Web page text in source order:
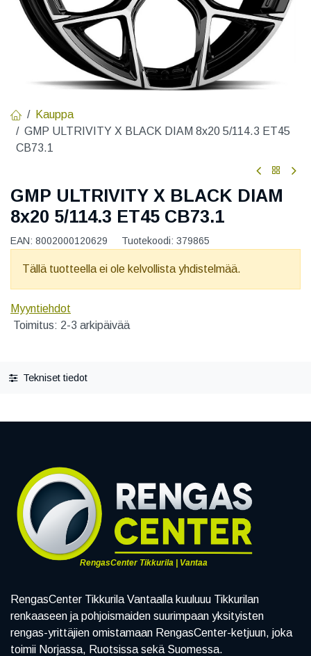
Kauppa
GMP ULTRIVITY X BLACK DIAM 8x20 5/114.3 ET45
CB73.1
GMP ULTRIVITY X BLACK DIAM
8x20 5/114.3 ET45 CB73.1
EAN: 8002000120629 Tuotekoodi: 379865
Tällä tuotteella ei ole kelvollista yhdistelmää.
Myyntiehdot
Toimitus: 2-3 arkipäivää
Tekniset tiedot
RengasCenter Tikkurila | Vantaa
RengasCenter Tikkurila Vantaalla kuuluuu Tikkurilan
renkaaseen ja pohjoismaiden suurimpaan yksityisten
rengas-yrittäjien omistamaan RengasCenter-ketjuun, joka
toimii Norjassa, Ruotsissa sekä Suomessa.